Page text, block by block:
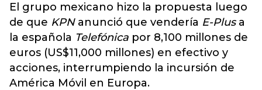
El grupo mexicano hizo la propuesta luego
de que KPNanunció que vendería E-Plusa
la española Telefónica por 8,100 millones de
euros (US$11,000 millones) en efectivo y
acciones, interrumpiendo la incursión de
América Móvil en Europa.